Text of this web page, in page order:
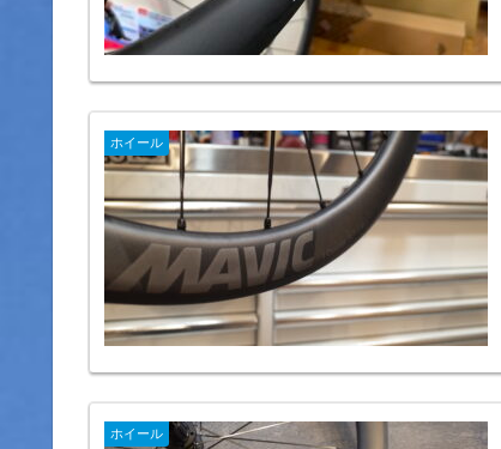
ホイール
ホイール